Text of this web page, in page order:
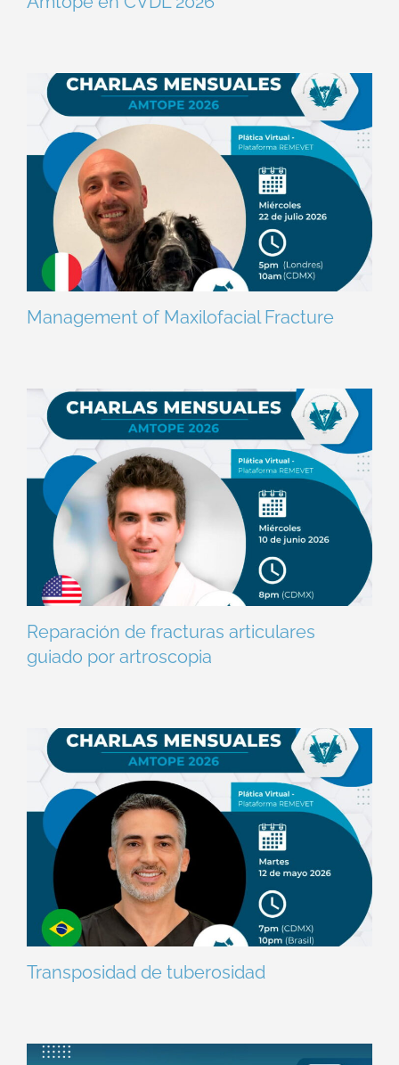
Management of Maxilofacial Fracture
Reparación de fracturas articulares
guiado por artroscopia
Transposidad de tuberosidad